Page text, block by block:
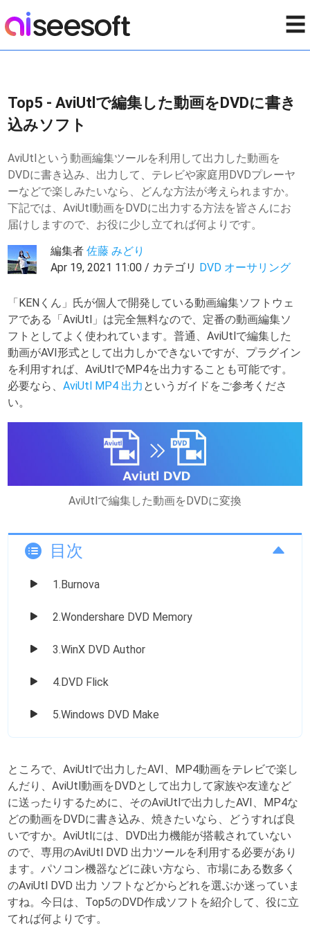
☰
Top5 - AviUtlで編集した動画をDVDに書き
込みソフト
AviUtlという動画編集ツールを利用して出力した動画を
DVDに書き込み、出力して、テレビや家庭用DVDプレーヤ
ーなどで楽しみたいなら、どんな方法が考えられますか。
下記では、AviUtl動画をDVDに出力する方法を皆さんにお
届けしますので、お役に少し立てれば何よりです。
編集者佐藤 みどり
Apr 19, 2021 11:00 / カテゴリ DVD オーサリング
「KENくん」氏が個人で開発している動画編集ソフトウェ
アである「AviUtl」は完全無料なので、定番の動画編集ソ
フトとしてよく使われています。普通、AviUtlで編集した
動画がAVI形式として出力しかできないですが、プラグイン
を利用すれば、AviUtlでMP4を出力することも可能です。
必要なら、AviUtl MP4 出力 というガイドをご参考くださ
い。
AviUtlで編集した動画をDVDに変換
目次
1.Burnova
2.Wondershare DVD Memory
3.WinX DVD Author
4.DVD Flick
5.Windows DVD Make
ところで、AviUtlで出力したAVI、MP4動画をテレビで楽し
んだり、AviUtl動画をDVDとして出力して家族や友達など
に送ったりするために、そのAviUtlで出力したAVI、MP4な
どの動画をDVDに書き込み、焼きたいなら、どうすれば良
いですか。AviUtlには、DVD出力機能が搭載されていない
ので、専用のAviUtl DVD 出力ツールを利用する必要があり
ます。パソコン機器などに疎い方なら、市場にある数多く
のAviUtl DVD 出力 ソフトなどからどれを選ぶか迷っていま
すね。今日は、Top5のDVD作成ソフトを紹介して、役に立
てれば何よりです。